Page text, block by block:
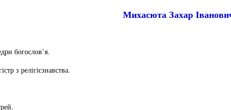
Михасюта Захар
богослов’я.
з релігієзнавства.